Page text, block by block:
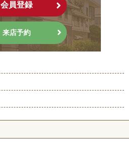
会員登録
来店予約